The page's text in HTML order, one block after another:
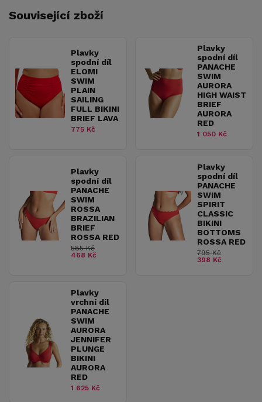
Související zboží
Plavky
spodní díl
ELOMI
SWIM
PLAIN
SAILING
FULL BIKINI
BRIEF LAVA
775 Kč
Plavky
spodní díl
PANACHE
SWIM
AURORA
HIGH WAIST
BRIEF
AURORA
RED
1 050 Kč
Plavky
spodní díl
PANACHE
SWIM
ROSSA
BRAZILIAN
BRIEF
ROSSA RED
585 Kč
468 Kč
Plavky
spodní díl
PANACHE
SWIM
SPIRIT
CLASSIC
BIKINI
BOTTOMS
ROSSA RED
795 Kč
398 Kč
Plavky
vrchní díl
PANACHE
SWIM
AURORA
JENNIFER
PLUNGE
BIKINI
AURORA
RED
1 625 Kč